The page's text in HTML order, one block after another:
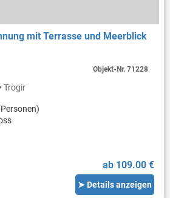
mit Terrasse und Meerblick
Trogir
ab 109.00 €
➤ Details anzeigen
Objekt-Nr.71228